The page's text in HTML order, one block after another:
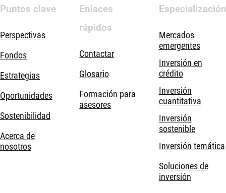
Puntos clave
Perspectivas
Fondos
Estrategias
Oportunidades
Sostenibilidad
Acerca de
nosotros
Enlaces
rápidos
Contactar
Glosario
Formación para
asesores
Especialización
Mercados
emergentes
Inversión en
crédito
Inversión
cuantitativa
Inversión
sostenible
Inversión temática
Soluciones de
inversión